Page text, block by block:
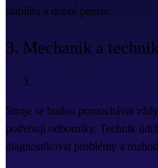
stabilitu a dobré peníze.
3. Mechanik a
Stroje se budou porouchávat
potřebují odborníky. Technik
diagnostikovat problémy a